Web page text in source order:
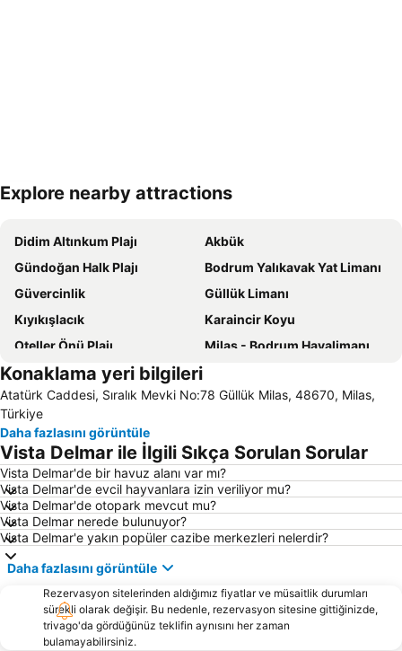
Haritayı genişlet
Explore nearby attractions
Didim Altınkum Plajı
Akbük
Gündoğan Halk Plajı
Bodrum Yalıkavak Yat Limanı
Güvercinlik
Güllük Limanı
Kıyıkışlacık
Karaincir Koyu
Oteller Önü Plajı
Milas - Bodrum Havalimanı
Bodrum Kalesi
Kumbahçe Halk Plajı
Bitez Halk Plajı
Aquapark Bodrum
Didim Aqua Park
Ortakent Halk Plajı
Bodrum Yat Limanı
Mavişehir
D-Marin Turgutreis Marina
Göltürkbükü Sahili
Yalıkavlak Halk Plajı
Marina Kos
Turgutreis Gunbatımı Plajı
Bodrum Otobüs Terminali
3. Koy Halk Plajı
D-Marin Turgutreis
Palmarina Yalıkavak
Xuma beach
Konaklama yeri bilgileri
Atatürk Caddesi, Sıralık Mevki No:78 Güllük Milas, 48670, Milas,
Türkiye
Daha fazlasını görüntüle
Vista Delmar ile İlgili Sıkça Sorulan Sorular
Vista Delmar'de bir havuz alanı var mı?
Vista Delmar'de evcil hayvanlara izin veriliyor mu?
Vista Delmar'de otopark mevcut mu?
Vista Delmar nerede bulunuyor?
Vista Delmar'e yakın popüler cazibe merkezleri nelerdir?
Daha fazlasını görüntüle
Rezervasyon sitelerinden aldığımız fiyatlar ve müsaitlik durumları
sürekli olarak değişir. Bu nedenle, rezervasyon sitesine gittiğinizde,
trivago'da gördüğünüz teklifin aynısını her zaman
bulamayabilirsiniz.